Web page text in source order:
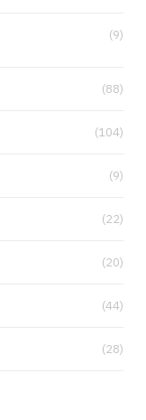
(9)
(88)
(104)
(9)
(22)
(20)
(44)
(28)